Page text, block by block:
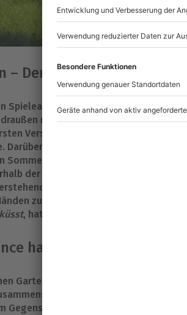
– Der Pärchen-
Spieleabend mit Euren liebsten
draußen machtKokosnuss Küssenrichtig
Versuchen öfter auf den Boden
hinaus gilt die Kokosnuss als
Sommerabend eignet. Beim
der Pärchen ist Euch überlassen.
Spieler auf dem Boden
zu berühren, vom Boden bis
, hat gewonnen und beendet das
halten
Garten, fürs Slacklining brauchst Du
aus Konzentration und
Gegensatz zum Seiltanz ist das